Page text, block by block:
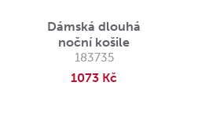
Dámská dlouhá
noční košile
183735
1073 Kč